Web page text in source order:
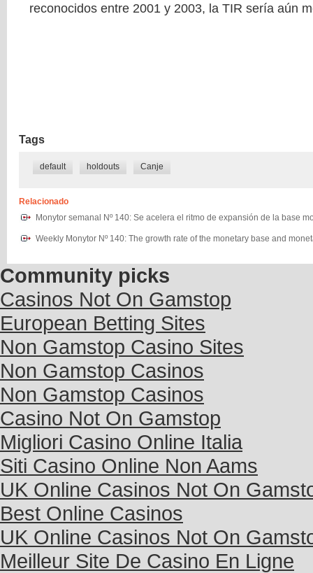
reconocidos entre 2001 y 2003, la TIR sería aún
Tags
default holdouts Canje
Relacionado
Monytor semanal Nº 140: Se acelera el ritmo de expansión de la base
Weekly Monytor Nº 140: The growth rate of the monetary base and
Community picks
Casinos Not On Gamstop
European Betting Sites
Non Gamstop Casino Sites
Non Gamstop Casinos
Non Gamstop Casinos
Casino Not On Gamstop
Migliori Casino Online Italia
Siti Casino Online Non Aams
UK Online Casinos Not On
Best Online Casinos
UK Online Casinos Not On
Meilleur Site De Casino En Ligne